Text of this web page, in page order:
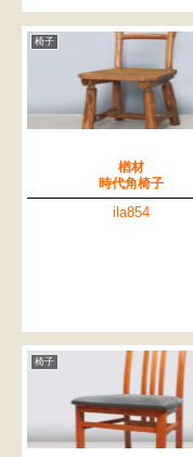
椅子
楢材
時代角椅子
ila854
椅子